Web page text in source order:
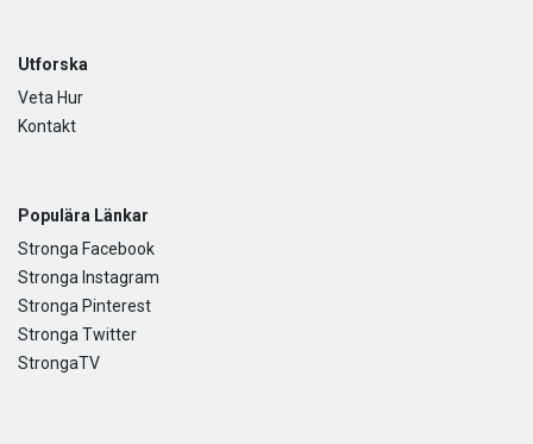
Utforska
Veta Hur
Kontakt
Populära Länkar
Stronga Facebook
Stronga Instagram
Stronga Pinterest
Stronga Twitter
StrongaTV